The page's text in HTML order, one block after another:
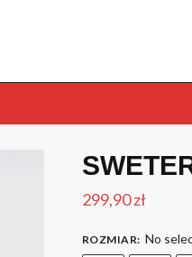
299,90zł
ROZMIAR: No